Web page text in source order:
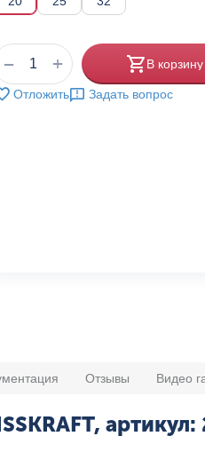
+
− В корзину
Отложить Задать вопрос
Отзывы Видео
артикул: